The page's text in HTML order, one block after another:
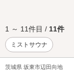
1 ～ 11件目 / 11件
ミストサウナ
茨城県 坂東市辺田向地